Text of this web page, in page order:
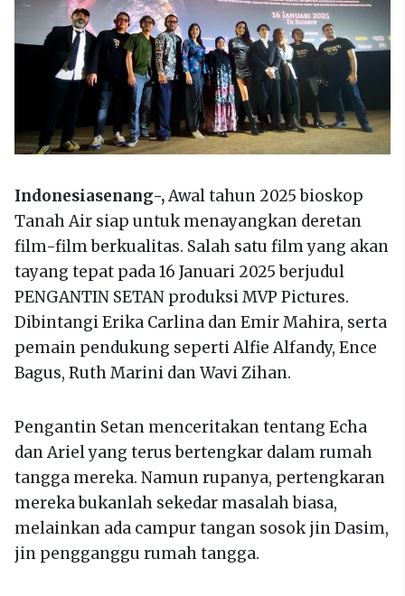
Indonesiasenang-,Awal tahun 2025 bioskop
Tanah Air siap untuk menayangkan deretan
film-film berkualitas. Salah satu film yang akan
tayang tepat pada 16 Januari 2025 berjudul
PENGANTIN SETAN produksi MVP Pictures.
Dibintangi Erika Carlina dan Emir Mahira, serta
pemain pendukung seperti Alfie Alfandy, Ence
Bagus, Ruth Marini dan Wavi Zihan.
Pengantin Setan menceritakan tentang Echa
dan Ariel yang terus bertengkar dalam rumah
tangga mereka. Namun rupanya, pertengkaran
mereka bukanlah sekedar masalah biasa,
melainkan ada campur tangan sosok jin Dasim,
jin pengganggu rumah tangga.